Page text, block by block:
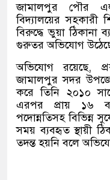
জামালপুর পৌর
বিদ্যালয়ের সহকারী
বিরুদ্ধে ভুয়া ঠিকানা
গুরুতর অভিযোগ
অভিযোগ রয়েছে,
জামালপুর সদর
করে তিনি ২০১০
এরপর প্রায় ১৬
পদোন্নতিসহ বিভিন্ন
সময় ব্যবহৃত স্থায়ী
তদন্ত হয়নি বলে